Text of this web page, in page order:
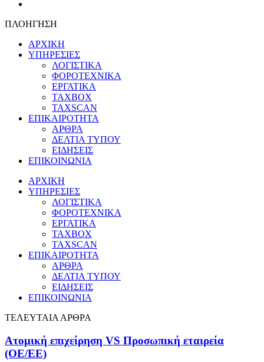
ΠΛΟΗΓΗΣΗ
ΑΡΧΙΚΗ
ΥΠΗΡΕΣΙΕΣ
ΛΟΓΙΣΤΙΚΑ
ΦΟΡΟΤΕΧΝΙΚΑ
ΕΡΓΑΤΙΚΑ
TAXBOX
TAXSCAN
ΕΠΙΚΑΙΡΟΤΗΤΑ
ΑΡΘΡΑ
ΔΕΛΤΙΑ ΤΥΠΟΥ
ΕΙΔΗΣΕΙΣ
ΕΠΙΚΟΙΝΩΝΙΑ
ΑΡΧΙΚΗ
ΥΠΗΡΕΣΙΕΣ
ΛΟΓΙΣΤΙΚΑ
ΦΟΡΟΤΕΧΝΙΚΑ
ΕΡΓΑΤΙΚΑ
TAXBOX
TAXSCAN
ΕΠΙΚΑΙΡΟΤΗΤΑ
ΑΡΘΡΑ
ΔΕΛΤΙΑ ΤΥΠΟΥ
ΕΙΔΗΣΕΙΣ
ΕΠΙΚΟΙΝΩΝΙΑ
ΤΕΛΕΥΤΑΙΑ ΑΡΘΡΑ
Ατομική επιχείρηση VS Προσωπική εταιρεία
(OE/EE)